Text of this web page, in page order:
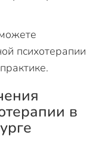
психотерапии
в